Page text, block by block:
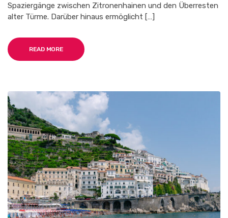
Spaziergänge zwischen Zitronenhainen und den Überresten
alter Türme. Darüber hinaus ermöglicht […]
READ MORE